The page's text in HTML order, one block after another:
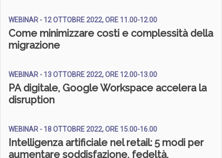
WEBINAR - 12 OTTOBRE 2022, ORE 11.00-12.00
Come minimizzare costi e complessità della
migrazione
WEBINAR - 13 OTTOBRE 2022, ORE 12.00-13.00
PA digitale, Google Workspace accelera la
disruption
WEBINAR - 18 OTTOBRE 2022, ORE 15.00-16.00
Intelligenza artificiale nel retail: 5 modi per
aumentare soddisfazione, fedeltà,